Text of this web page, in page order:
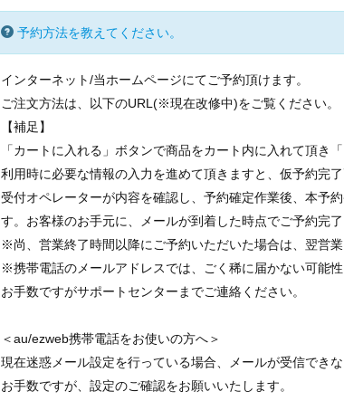
予約方法を教えてください。
インターネット/当ホームページにてご予約頂けます。
ご注文方法は、以下のURL(※現在改修中)をご覧ください。
【補足】
「カートに入れる」ボタンで商品をカート内に入れて頂き
利用時に必要な情報の入力を進めて頂きますと、仮予約完了
受付オペレーターが内容を確認し、予約確定作業後、本予
す。お客様のお手元に、メールが到着した時点でご予約完了
※尚、営業終了時間以降にご予約いただいた場合は、翌営業
※携帯電話のメールアドレスでは、ごく稀に届かない可能
お手数ですがサポートセンターまでご連絡ください。
＜au/ezweb携帯電話をお使いの方へ＞
現在迷惑メール設定を行っている場合、メールが受信できな
お手数ですが、設定のご確認をお願いいたします。